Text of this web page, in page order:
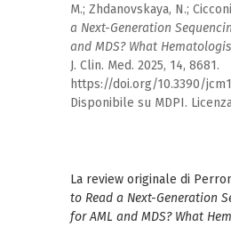
M.; Zhdanovskaya, N.;
a Next-Generation
and MDS? What
J. Clin. Med. 2025, 14, 8681.
https://doi.org/10.3390/
Disponibile su MDPI. Licenza
La review originale di
to Read a Next-Generation
for AML and MDS? What